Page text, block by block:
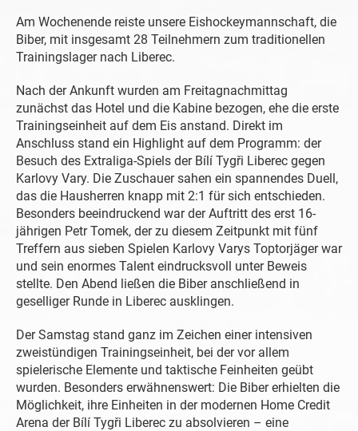
Am Wochenende reiste unsere Eishockeymannschaft, die
Biber, mit insgesamt 28 Teilnehmern zum traditionellen
Trainingslager nach Liberec.
Nach der Ankunft wurden am Freitagnachmittag
zunächst das Hotel und die Kabine bezogen, ehe die erste
Trainingseinheit auf dem Eis anstand. Direkt im
Anschluss stand ein Highlight auf dem Programm: der
Besuch des Extraliga-Spiels der Bílí Tygři Liberec gegen
Karlovy Vary. Die Zuschauer sahen ein spannendes Duell,
das die Hausherren knapp mit 2:1 für sich entschieden.
Besonders beeindruckend war der Auftritt des erst 16-
jährigen Petr Tomek, der zu diesem Zeitpunkt mit fünf
Treffern aus sieben Spielen Karlovy Varys Toptorjäger war
und sein enormes Talent eindrucksvoll unter Beweis
stellte. Den Abend ließen die Biber anschließend in
geselliger Runde in Liberec ausklingen.
Der Samstag stand ganz im Zeichen einer intensiven
zweistündigen Trainingseinheit, bei der vor allem
spielerische Elemente und taktische Feinheiten geübt
wurden. Besonders erwähnenswert: Die Biber erhielten die
Möglichkeit, ihre Einheiten in der modernen Home Credit
Arena der Bílí Tygři Liberec zu absolvieren – eine